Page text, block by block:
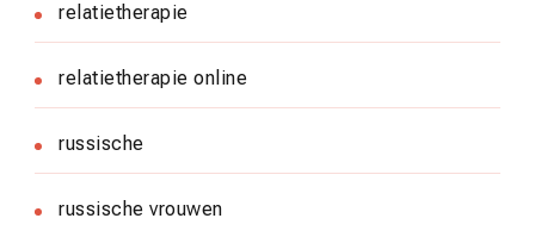
relatietherapie
relatietherapie online
russische
russische vrouwen